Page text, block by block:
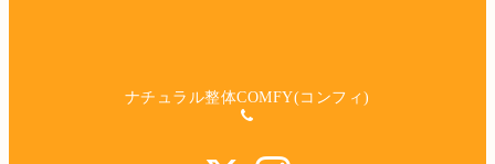
ナチュラル整体COMFY(コンフィ)